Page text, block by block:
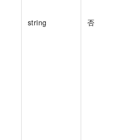
string 否